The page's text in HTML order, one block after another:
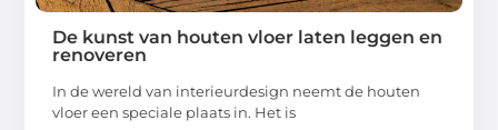
De kunst van houten vloer laten leggen en
renoveren
In de wereld van interieurdesign neemt de houten
vloer een speciale plaats in. Het is